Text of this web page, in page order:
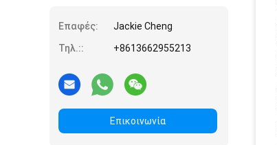
Επαφές:
Jackie Cheng
Τηλ.::
+8613662955213
Επικοινωνία